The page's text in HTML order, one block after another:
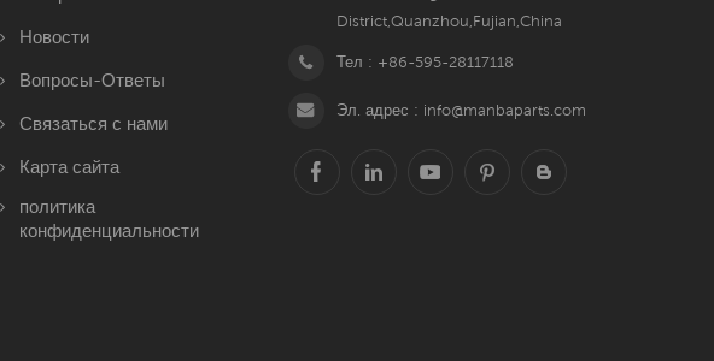
Новости
Вопросы-Ответы
Связаться с нами
Карта сайта
политика
конфиденциальности
District,Quanzhou,Fujian,China
Тел : +86-595-28117118
Эл. адрес : info@manbaparts.com